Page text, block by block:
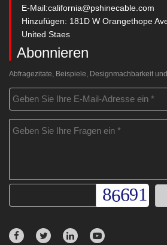
E-Mail:california@pshinecable.com
Hinzufügen: 181D W Orangethope
United Staes
Abonnieren
Abfragezitate, Beispiele, Designmachbarkeit